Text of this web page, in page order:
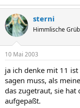
sterni
Himmlische
10 Mai 2003
ja ich denke mit 11
sagen muss, als
das zugetraut, sie
aufgepaßt.